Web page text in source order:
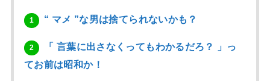
1 “ マメ ”な男は捨てられないかも？
2
「 言葉に出さなくってもわかるだろ？ 」っ
てお前は昭和か！